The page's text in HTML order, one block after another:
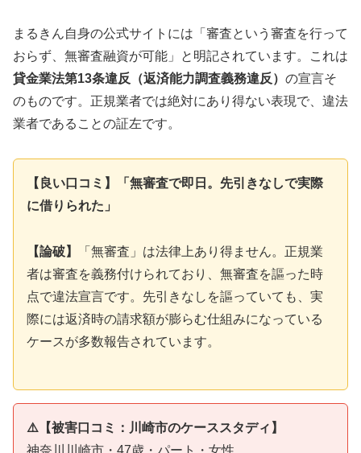
まるきん自身の公式サイトには「審査という審査を行って
おらず、無審査融資が可能」と明記されています。これは
貸金業法第13条違反（返済能力調査義務違反） の宣言そ
のものです。正規業者では絶対にあり得ない表現で、違法
業者であることの証左です。
【良い口コミ】「無審査で即日。先引きなしで実際
に借りられた」
【論破】
「無審査」は法律上あり得ません。正規業
者は審査を義務付けられており、無審査を謳った時
点で違法宣言です。先引きなしを謳っていても、実
際には返済時の請求額が膨らむ仕組みになっている
ケースが多数報告されています。
⚠️【被害口コミ：川崎市のケーススタディ】
神奈川川崎市・47歳・パート・女性